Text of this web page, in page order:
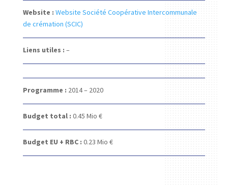
Website : Website Société Coopérative Intercommunale
de crémation (SCIC)
Liens utiles : –
Programme : 2014 – 2020
Budget total : 0.45 Mio €
Budget EU + RBC : 0.23 Mio €